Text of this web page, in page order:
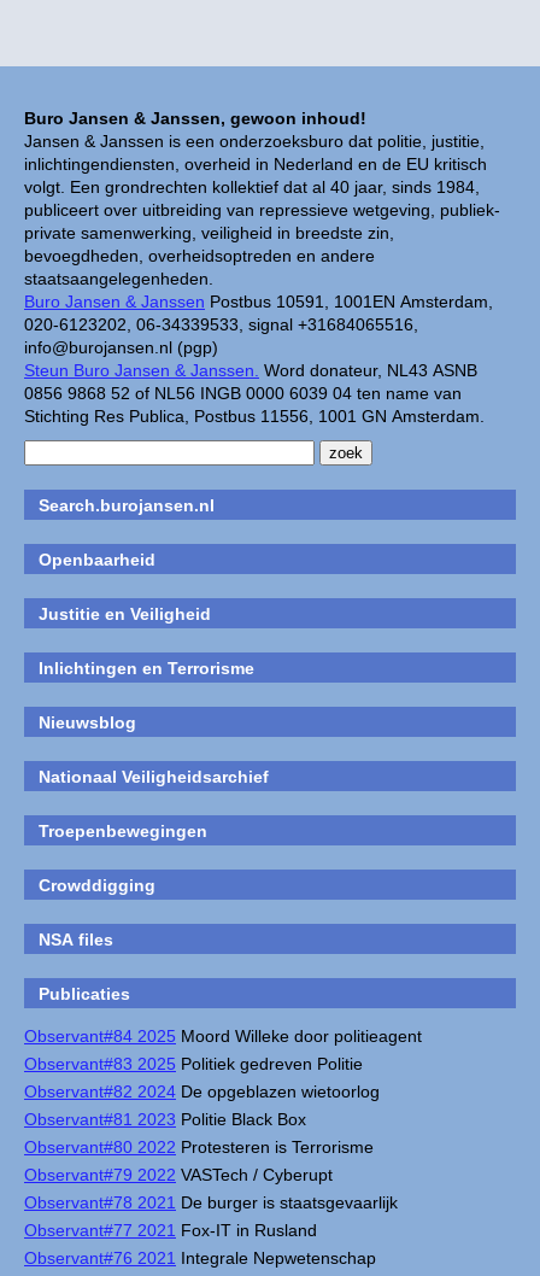
Buro Jansen & Janssen, gewoon inhoud!
Jansen & Janssen is een onderzoeksburo dat politie, justitie,
inlichtingendiensten, overheid in Nederland en de EU kritisch
volgt. Een grondrechten kollektief dat al 40 jaar, sinds 1984,
publiceert over uitbreiding van repressieve wetgeving, publiek-
private samenwerking, veiligheid in breedste zin,
bevoegdheden, overheidsoptreden en andere
staatsaangelegenheden.
Buro Jansen & Janssen Postbus 10591, 1001EN Amsterdam,
020-6123202, 06-34339533, signal +31684065516,
info@burojansen.nl (pgp)
Steun Buro Jansen & Janssen. Word donateur, NL43 ASNB
0856 9868 52 of NL56 INGB 0000 6039 04 ten name van
Stichting Res Publica, Postbus 11556, 1001 GN Amsterdam.
Search.burojansen.nl
Openbaarheid
Justitie en Veiligheid
Inlichtingen en Terrorisme
Nieuwsblog
Nationaal Veiligheidsarchief
Troepenbewegingen
Crowddigging
NSA files
Publicaties
Observant#84 2025 Moord Willeke door politieagent
Observant#83 2025 Politiek gedreven Politie
Observant#82 2024 De opgeblazen wietoorlog
Observant#81 2023 Politie Black Box
Observant#80 2022 Protesteren is Terrorisme
Observant#79 2022 VASTech / Cyberupt
Observant#78 2021 De burger is staatsgevaarlijk
Observant#77 2021 Fox-IT in Rusland
Observant#76 2021 Integrale Nepwetenschap